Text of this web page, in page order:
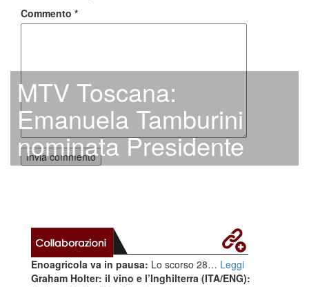
MTV Toscana:
Emanuela Tamburini
nominata Presidente
Commento *
Enoagricola va in pausa: Lo scorso 28… Leggi
Graham Holter: il vino e l’Inghilterra (ITA/ENG):